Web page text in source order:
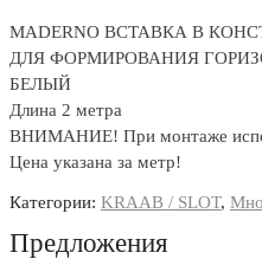
MADERNO ВСТАВКА В
ДЛЯ ФОРМИРОВАНИЯ
БЕЛЫЙ
Длина 2 метра
ВНИМАНИЕ! При монтаже
Цена указана за метр!
Категории: KRAAB / SLOT,
Предложения